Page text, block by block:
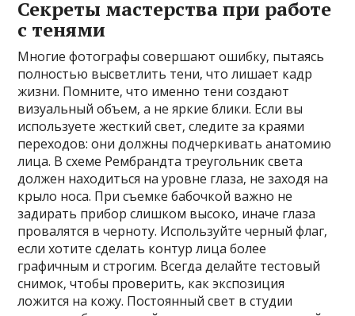
Секреты мастерства при работе
с тенями
Многие фотографы совершают ошибку‚ пытаясь
полностью высветлить тени‚ что лишает кадр
жизни. Помните‚ что именно тени создают
визуальный объем‚ а не яркие блики. Если вы
используете жесткий свет‚ следите за краями
переходов: они должны подчеркивать анатомию
лица. В схеме Рембрандта треугольник света
должен находиться на уровне глаза‚ не заходя на
крыло носа. При съемке бабочкой важно не
задирать прибор слишком высоко‚ иначе глаза
провалятся в черноту. Используйте черный флаг‚
если хотите сделать контур лица более
графичным и строгим. Всегда делайте тестовый
снимок‚ чтобы проверить‚ как экспозиция
ложится на кожу. Постоянный свет в студии